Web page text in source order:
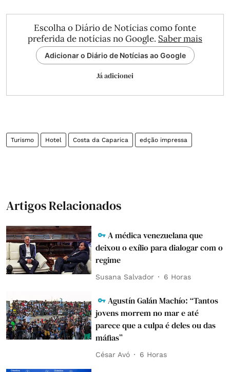
Escolha o Diário de Notícias como fonte
preferida de notícias no Google. Saber mais
Adicionar o Diário de Notícias ao Google
Já adicionei
Turismo Hotel Costa da Caparica edção impressa
Artigos Relacionados
A médica venezuelana que
deixou o exílio para dialogar com o
regime
Susana Salvador 6 Horas
Agustín Galán Machío: “Tantos
jovens morrem no mar e até
parece que a culpa é deles ou das
máfias”
César Avó 6 Horas